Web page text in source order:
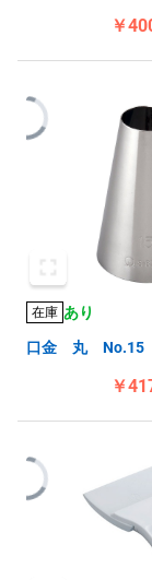
￥
在庫 あり
口金 丸 No.15
￥